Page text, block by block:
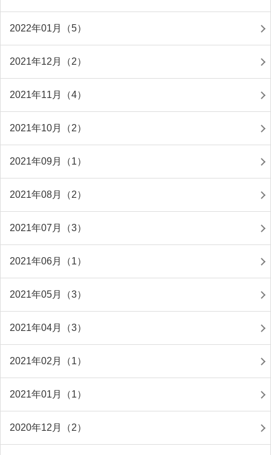
2022年01月（5）
2021年12月（2）
2021年11月（4）
2021年10月（2）
2021年09月（1）
2021年08月（2）
2021年07月（3）
2021年06月（1）
2021年05月（3）
2021年04月（3）
2021年02月（1）
2021年01月（1）
2020年12月（2）